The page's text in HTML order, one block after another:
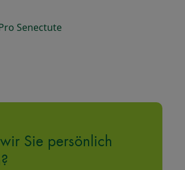
Senectute
Sie persönlich